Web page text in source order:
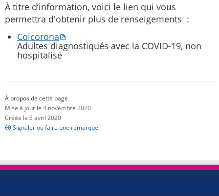
À titre d’information, voici le lien qui vous
permettra d'obtenir plus de renseigements :
Colcorona
Adultes diagnostiqués avec la COVID-19, non
hospitalisé
À propos de cette page
Mise à jour le 4 novembre 2020
Créée le 3 avril 2020
Signaler ou faire une remarque